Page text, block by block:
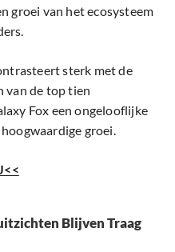
groei van het ecosysteem
sterk met de
van de top tien
Fox een ongelooflijke
groei.
Blijven Traag